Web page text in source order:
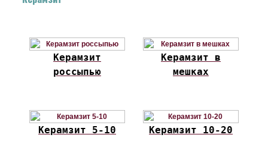
Керамзит
россыпью
Керамзит в
мешках
Керамзит 5-10 Керамзит 10-20